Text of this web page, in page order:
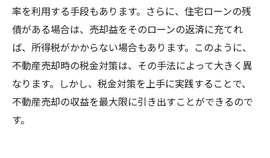
率を利用する手段もあります。さらに、住宅ローンの残
債がある場合は、売却益をそのローンの返済に充てれ
ば、所得税がかからない場合もあります。このように、
不動産売却時の税金対策は、その手法によって大きく異
なります。しかし、税金対策を上手に実践することで、
不動産売却の収益を最大限に引き出すことができるので
す。